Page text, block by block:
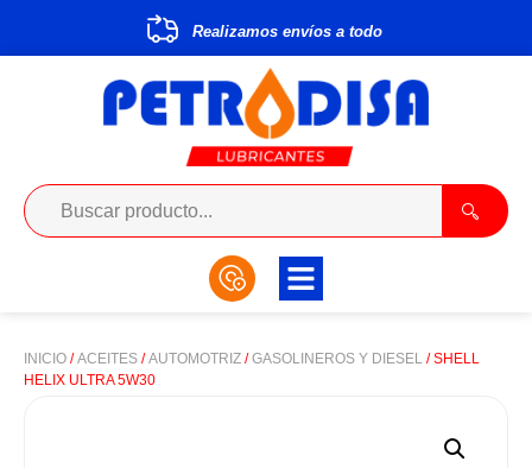
Realizamos envíos a todo C
INICIO /ACEITES /AUTOMOTRIZ /GASOLINEROS Y DIESEL / SHELL
HELIX ULTRA 5W30